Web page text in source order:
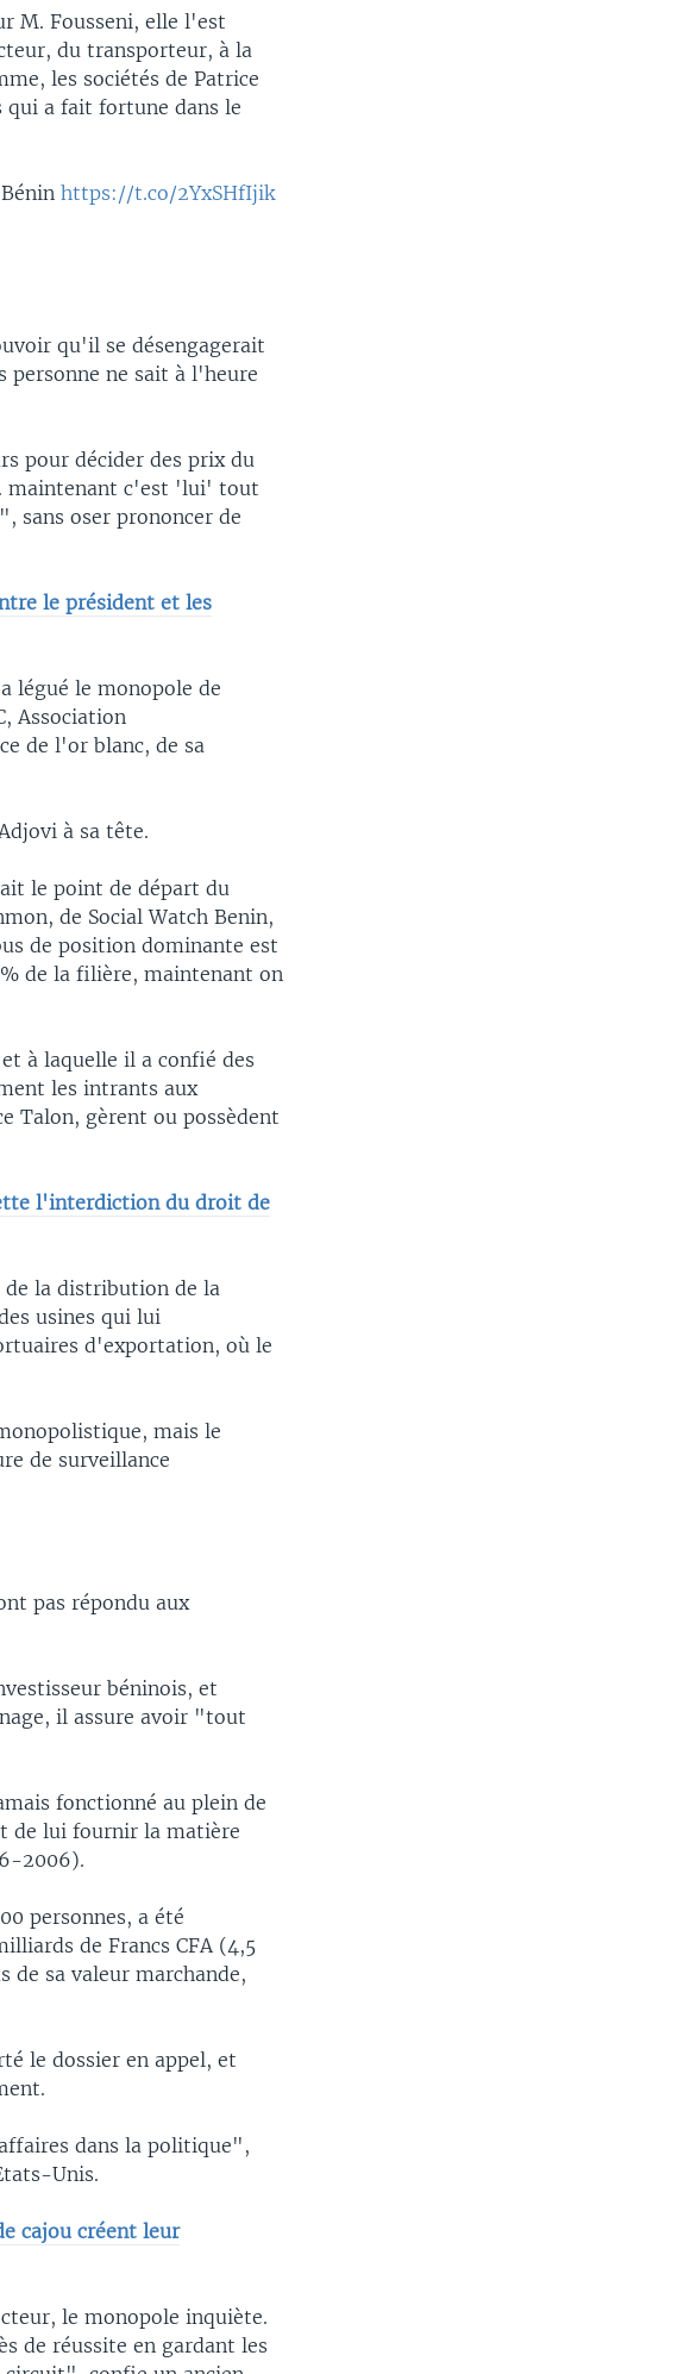
M. Fousseni, elle l'est
du transporteur, à la
les sociétés de Patrice
qui a fait fortune dans le
Béninhttps://t.co/2YxSHfIjik
qu'il se désengagerait
ne sait à l'heure
pour décider des prix du
maintenant c'est 'lui' tout
sans oser prononcer de
le président et les
légué le monopole de
Association
de l'or blanc, de sa
à sa tête.
le point de départ du
de Social Watch Benin,
de position dominante est
de la filière, maintenant on
à laquelle il a confié des
les intrants aux
Talon, gèrent ou possèdent
l'interdiction du droit de
de la distribution de la
usines qui lui
d'exportation, où le
mais le
de surveillance
pas répondu aux
béninois, et
il assure avoir "tout
fonctionné au plein de
de lui fournir la matière
2006).
personnes, a été
de Francs CFA (4,5
de sa valeur marchande,
le dossier en appel, et
dans la politique",
Unis.
cajou créent leur
le monopole inquiète.
de réussite en gardant les